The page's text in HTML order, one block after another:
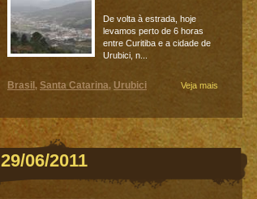
De volta à estrada, hoje
levamos perto de 6 horas
entre Curitiba e a cidade de
Urubici, n...
Veja mais
Brasil , Santa Catarina, Urubici
29/06/2011